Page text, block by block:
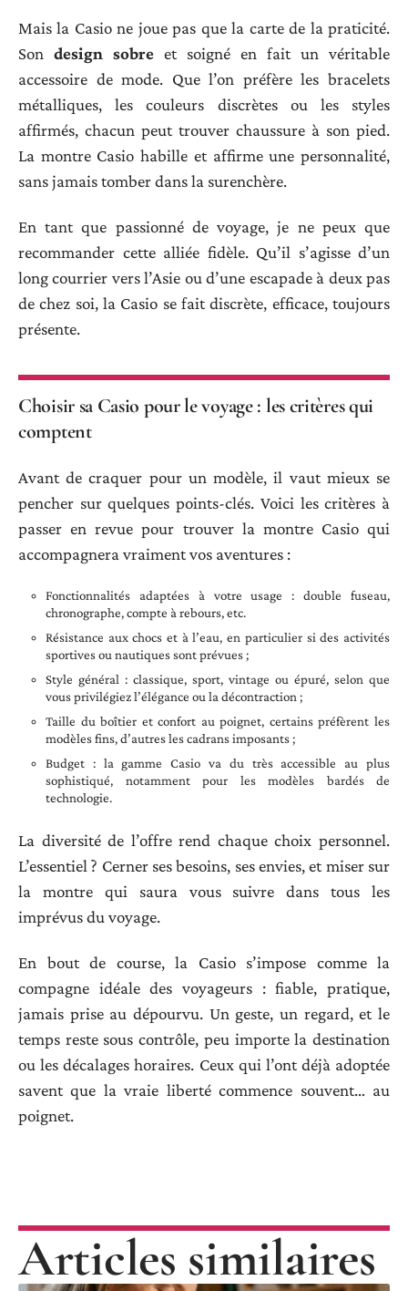
Mais la Casio ne joue pas que la carte de la praticité.
Son design sobre et soigné en fait un véritable
accessoire de mode. Que l’on préfère les bracelets
métalliques, les couleurs discrètes ou les styles
affirmés, chacun peut trouver chaussure à son pied.
La montre Casio habille et affirme une personnalité,
sans jamais tomber dans la surenchère.
En tant que passionné de voyage, je ne peux que
recommander cette alliée fidèle. Qu’il s’agisse d’un
long courrier vers l’Asie ou d’une escapade à deux pas
de chez soi, la Casio se fait discrète, efficace, toujours
présente.
Choisir sa Casio pour le voyage : les critères qui
comptent
Avant de craquer pour un modèle, il vaut mieux se
pencher sur quelques points-clés. Voici les critères à
passer en revue pour trouver la montre Casio qui
accompagnera vraiment vos aventures :
Fonctionnalités adaptées à votre usage : double fuseau,
chronographe, compte à rebours, etc.
Résistance aux chocs et à l’eau, en particulier si des activités
sportives ou nautiques sont prévues ;
Style général : classique, sport, vintage ou épuré, selon que
vous privilégiez l’élégance ou la décontraction ;
Taille du boîtier et confort au poignet, certains préfèrent les
modèles fins, d’autres les cadrans imposants ;
Budget : la gamme Casio va du très accessible au plus
sophistiqué, notamment pour les modèles bardés de
technologie.
La diversité de l’offre rend chaque choix personnel.
L’essentiel ? Cerner ses besoins, ses envies, et miser sur
la montre qui saura vous suivre dans tous les
imprévus du voyage.
En bout de course, la Casio s’impose comme la
compagne idéale des voyageurs : fiable, pratique,
jamais prise au dépourvu. Un geste, un regard, et le
temps reste sous contrôle, peu importe la destination
ou les décalages horaires. Ceux qui l’ont déjà adoptée
savent que la vraie liberté commence souvent… au
poignet.
Articles similaires